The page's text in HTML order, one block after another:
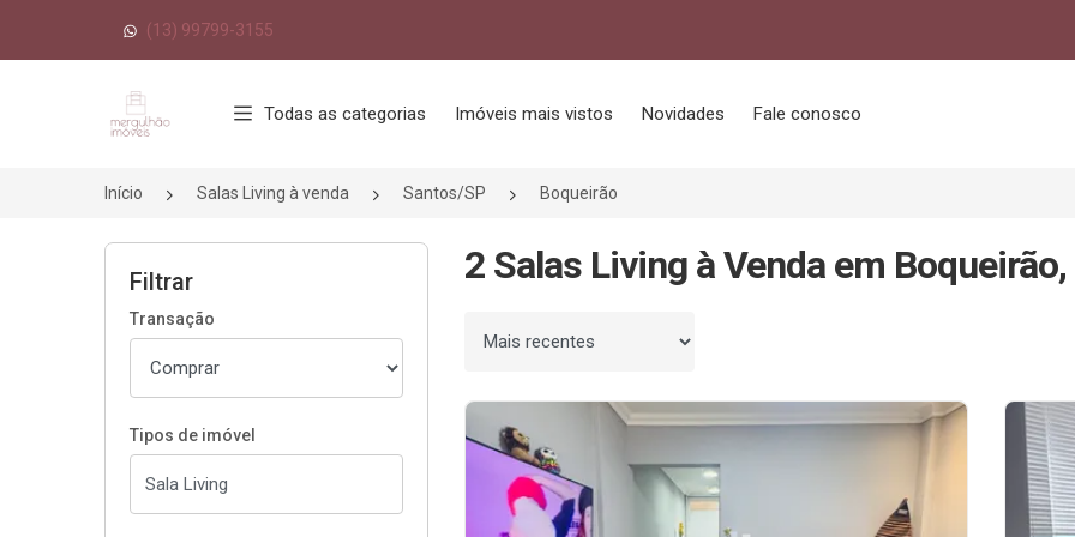
(13) 99799-3155
Página inicial
Todas as categorias Imóveis mais vistos Novidades Fale conosco
Início Salas Living à venda Santos/SP Boqueirão
Filtrar
Transação
Tipos de imóvel
2 Salas Living à Venda em
Ordenar por